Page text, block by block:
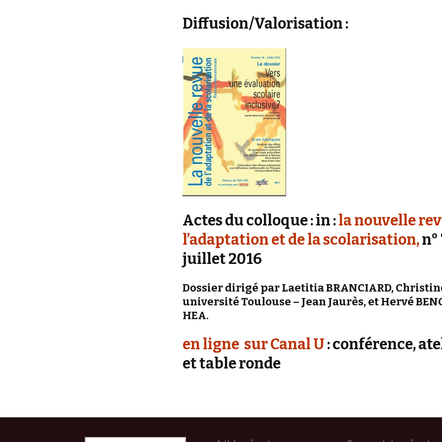
Diffusion/Valorisation :
Actes du colloque : in :la nouvelle
l’adaptation et de la scolarisation,n°
juillet 2016
Dossier dirigé par Laetitia BRANCIARD,
université Toulouse – Jean Jaurès, et Hervé
HEA.
en ligne sur Canal U: conférence,
et table ronde